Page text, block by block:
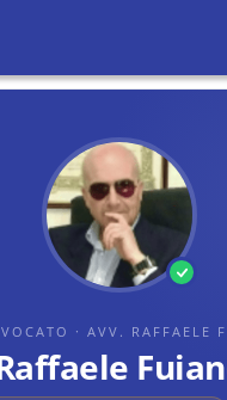
· AVV. RAFFAELE